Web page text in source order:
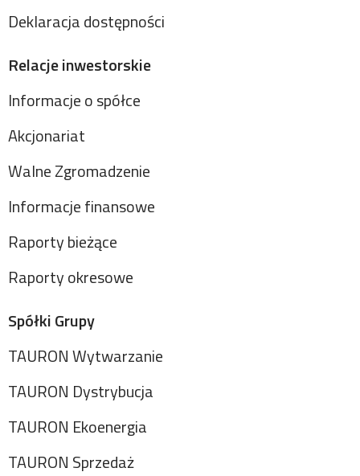
Deklaracja dostępności
Relacje inwestorskie
Informacje o spółce
Akcjonariat
Walne Zgromadzenie
Informacje finansowe
Raporty bieżące
Raporty okresowe
Spółki Grupy
TAURON Wytwarzanie
TAURON Dystrybucja
TAURON Ekoenergia
TAURON Sprzedaż